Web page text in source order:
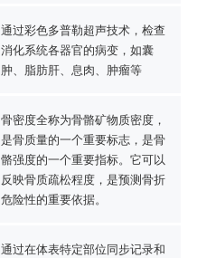
通过彩色多普勒超声技术，检查
消化系统各器官的病变，如囊
肿、脂肪肝、息肉、肿瘤等
骨密度全称为骨骼矿物质密度，
是骨质量的一个重要标志，是骨
骼强度的一个重要指标。它可以
反映骨质疏松程度，是预测骨折
危险性的重要依据。
通过在体表特定部位同步记录和